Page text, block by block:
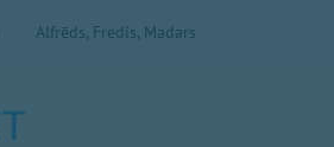
Alfrēds, Fredis, Madars